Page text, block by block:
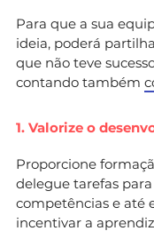
Para que a sua
ideia, poderá
que não teve
contando também
1. Valorize o
Proporcione
delegue tarefas
competências e até
incentivar a